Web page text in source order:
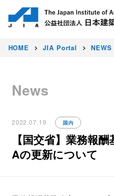
HOME JIA Portal NEWS
News
2022.07.19 国内
【国交省】業務報
Aの更新について